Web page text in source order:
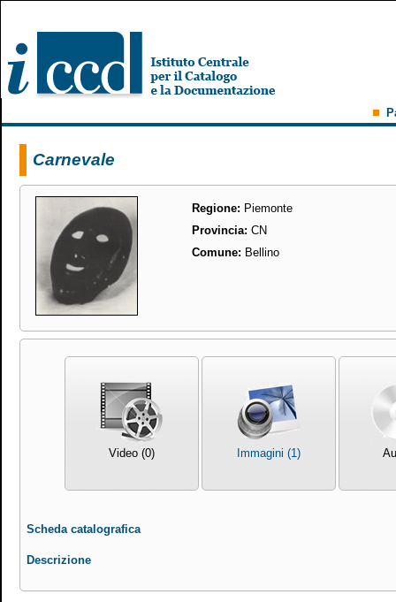
Carnevale
Regione: Piemonte
Provincia: CN
Comune: Bellino
Video (0) Immagini (1)
Scheda catalografica
Descrizione